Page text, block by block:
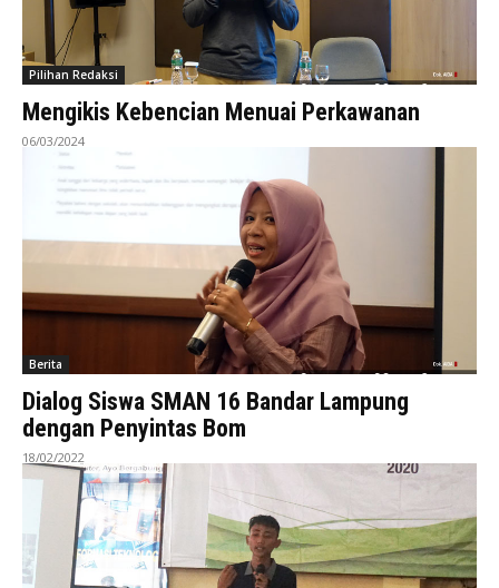
Pilihan Redaksi
Mengikis Kebencian Menuai Perkawanan
06/03/2024
Berita
Dialog Siswa SMAN 16 Bandar Lampung
dengan Penyintas Bom
18/02/2022